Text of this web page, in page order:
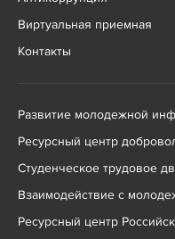
Виртуальная приемная
Контакты
Развитие молодежной
Ресурсный центр
Студенческое трудовое
Взаимодействие с
Ресурсный центр